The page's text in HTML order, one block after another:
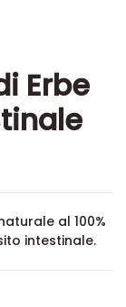
Erbe
al 100%
intestinale.